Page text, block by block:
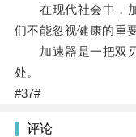
在现代社会中，加
们不能忽视健康的重
加速器是一把双刃
处。
#37#
评论